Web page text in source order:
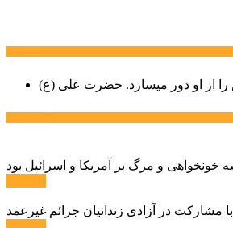
از او دور میسازد. حضرت علی (ع)
مشارکت در آزادی زندانیان جرائم غیرعمد